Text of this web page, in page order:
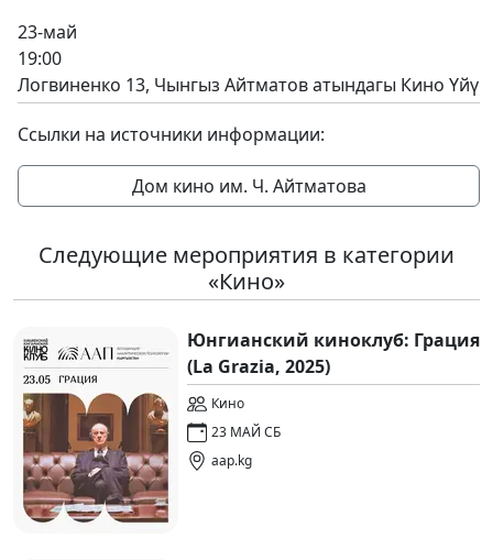
23-май
19:00
Логвиненко 13, Чынгыз Айтматов атындагы Кино Үйү
Ссылки на источники информации:
Дом кино им. Ч. Айтматова
Следующие мероприятия в категории
«Кино»
Юнгианский киноклуб: Грация
(La Grazia, 2025)
Кино
23 МАЙ СБ
aap.kg